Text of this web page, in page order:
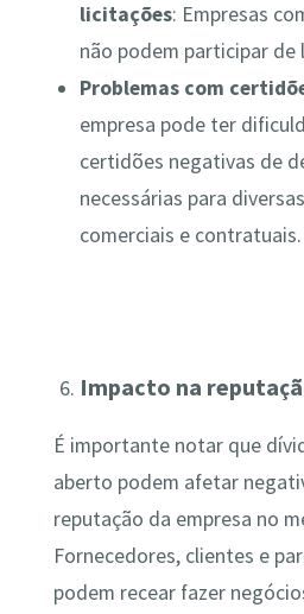
licitações: Empresas
não podem participar de
Problemas com
empresa pode ter
certidões negativas de
necessárias para
comerciais e contratuais.
Impacto na
É importante notar que
aberto podem afetar
reputação da empresa no
Fornecedores, clientes e
podem recear fazer